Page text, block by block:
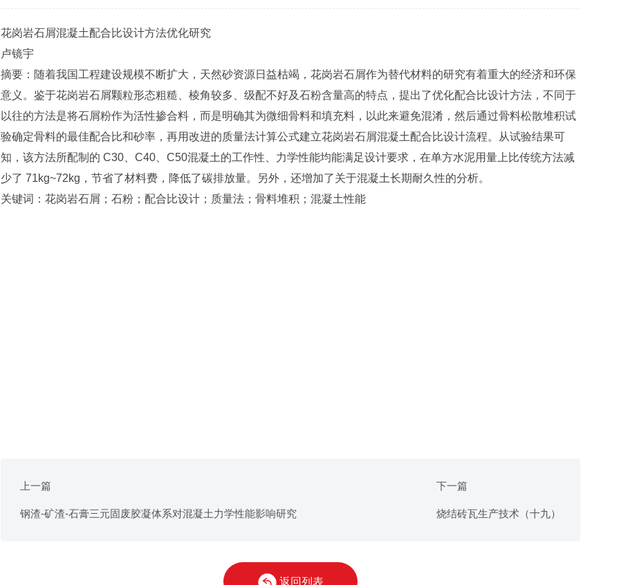
花岗岩石屑混凝土配合比设计方法优化研究
卢镜宇
摘要：随着我国工程建设规模不断扩大，天然砂资源日益枯竭，花岗岩石屑作为替代材料的研究有着重大的经济和环保
意义。鉴于花岗岩石屑颗粒形态粗糙、棱角较多、级配不好及石粉含量高的特点，提出了优化配合比设计方法，不同于
以往的方法是将石屑粉作为活性掺合料，而是明确其为微细骨料和填充料，以此来避免混淆，然后通过骨料松散堆积试
验确定骨料的最佳配合比和砂率，再用改进的质量法计算公式建立花岗岩石屑混凝土配合比设计流程。从试验结果可
知，该方法所配制的 C30、C40、C50混凝土的工作性、力学性能均能满足设计要求，在单方水泥用量上比传统方法减
少了 71kg~72kg，节省了材料费，降低了碳排放量。另外，还增加了关于混凝土长期耐久性的分析。
关键词：花岗岩石屑；石粉；配合比设计；质量法；骨料堆积；混凝土性能
上一篇
钢渣-矿渣-石膏三元固废胶凝体系对混凝土力学性能影响研究
下一篇
烧结砖瓦生产技术（十九）
返回列表